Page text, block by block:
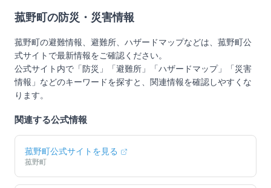
菰野町 の防災・災害情報
菰野町の避難情報、避難所、ハザードマップなどは、 菰野町公
式サイトで最新情報をご確認ください。
公式サイト内で「防災」「避難所」「ハザードマップ」「災害
情報」などのキーワードを探すと、関連情報を確認しやすくな
ります。
関連する公式情報
菰野町公式サイトを見る
菰野町